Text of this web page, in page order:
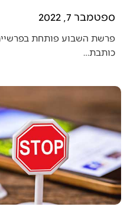
ספטמבר 7, 2022
פרשת השבוע פותחת
כותבת…